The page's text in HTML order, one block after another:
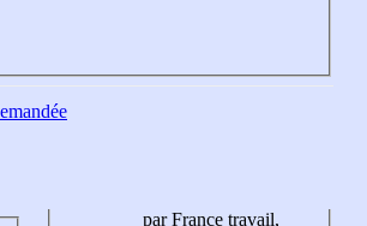
par France travail,